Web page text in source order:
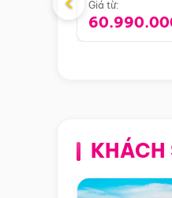
Giá từ:
KHÁCH